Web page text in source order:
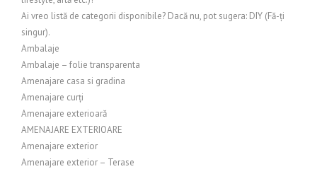
Ai vreo listă de categorii disponibile? Dacă nu, pot sugera: DIY (Fă-ți
singur).
Ambalaje
Ambalaje – folie transparenta
Amenajare casa si gradina
Amenajare curți
Amenajare exterioară
AMENAJARE EXTERIOARE
Amenajare exterior
Amenajare exterior – Terase